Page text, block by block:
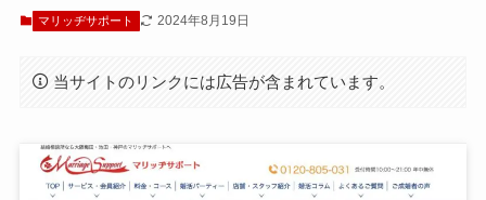
マリッヂサポート 2024年8月19日
当サイトのリンクには広告が含まれています。